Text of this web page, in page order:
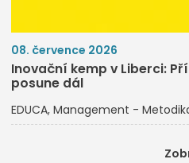
08. července 2026
Inovační kemp v Liberci:
posune dál
EDUCA Management -